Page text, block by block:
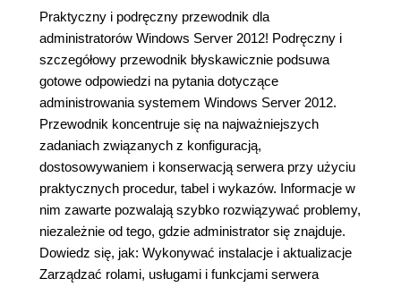
Praktyczny i podręczny przewodnik dla
administratorów Windows Server 2012! Podręczny i
szczegółowy przewodnik błyskawicznie podsuwa
gotowe odpowiedzi na pytania dotyczące
administrowania systemem Windows Server 2012.
Przewodnik koncentruje się na najważniejszych
zadaniach związanych z konfiguracją,
dostosowywaniem i konserwacją serwera przy użyciu
praktycznych procedur, tabel i wykazów. Informacje w
nim zawarte pozwalają szybko rozwiązywać problemy,
niezależnie od tego, gdzie administrator się znajduje.
Dowiedz się, jak: Wykonywać instalacje i aktualizacje
Zarządzać rolami, usługami i funkcjami serwera